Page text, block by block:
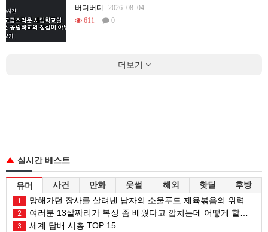
버디버디
2026. 08. 04.
611
0
더보기
실시간 베스트
유머 사건 만화 웃썰 해외 핫딜 후방
1 망해가던 장사를 살려낸 남자의 소울푸드 제육볶음의 위력 ㅋㅋ
2 여러분 13살짜리가 복싱 좀 배웠다고 깝치는데 어떻게 할까요?
3 세계 담배 시총 TOP 15